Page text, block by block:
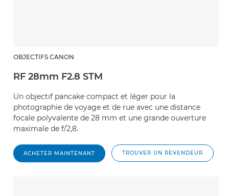
OBJECTIFS CANON
RF 28mm F2.8 STM
Un objectif pancake compact et léger pour la
photographie de voyage et de rue avec une distance
focale polyvalente de 28 mm et une grande ouverture
maximale de f/2,8.
ACHETER MAINTENANT TROUVER UN REVENDEUR